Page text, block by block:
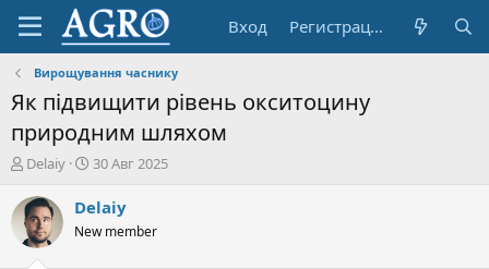
Вход Регистрация
Вирощування часнику
Як підвищити рівень окситоцину
природним шляхом
А
т
о
р
Delaiy
Д
т
н
30 Авг 2025
Delaiy
New member